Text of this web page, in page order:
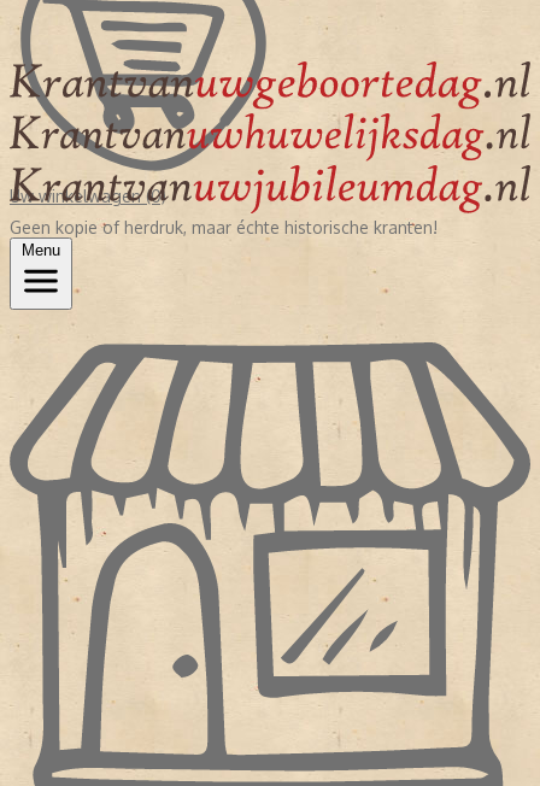
Uw winkelwagen (0)
Geen kopie of herdruk, maar échte historische kranten!
Menu